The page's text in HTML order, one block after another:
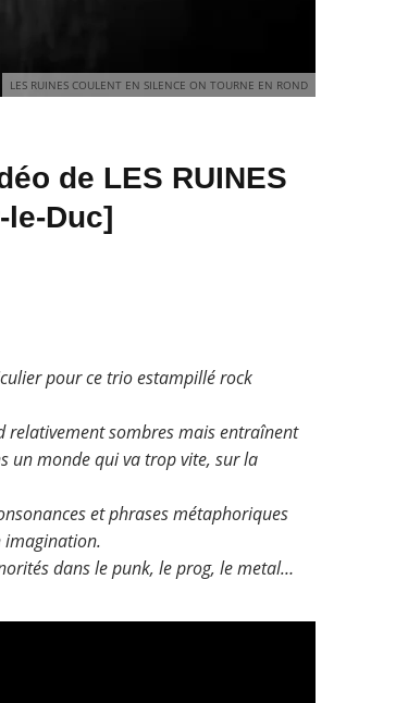
LES RUINES COULENT EN SILENCE ON TOURNE EN ROND
de LES RUINES
le-Duc]
pour ce trio estampillé rock
relativement sombres mais entraînent
un monde qui va trop vite, sur la
et phrases métaphoriques
imagination.
dans le punk, le prog, le metal…